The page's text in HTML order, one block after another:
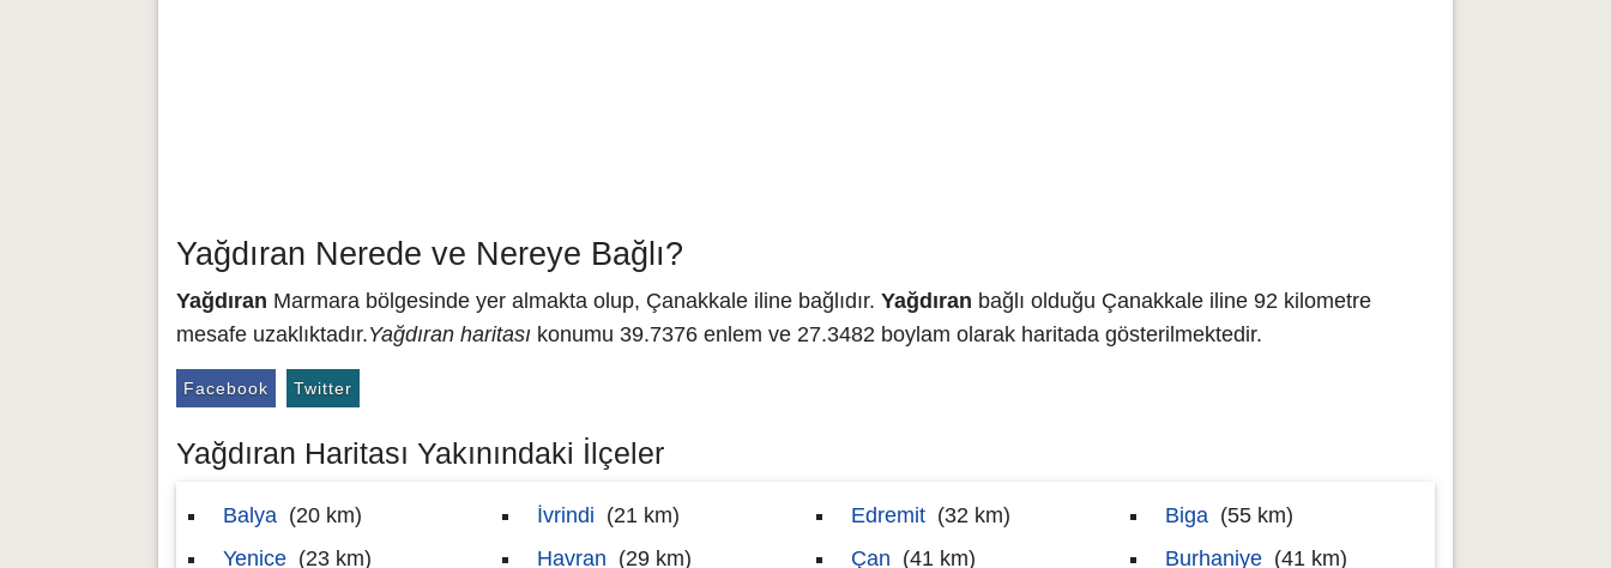
Yağdıran Nerede ve Nereye Bağlı?
Yağdıran Marmara bölgesinde yer almakta olup, Çanakkale iline bağlıdır. Yağdıran bağlı olduğu Çanakkale iline 92 kilometre
mesafe uzaklıktadır.Yağdıran haritası konumu 39.7376 enlem ve 27.3482 boylam olarak haritada gösterilmektedir.
Facebook Twitter
Yağdıran Haritası Yakınındaki İlçeler
Balya (20 km)
Yenice (23 km)
İvrindi (21 km)
Havran (29 km)
Edremit (32 km)
Çan (41 km)
Biga (55 km)
Burhaniye (41 km)